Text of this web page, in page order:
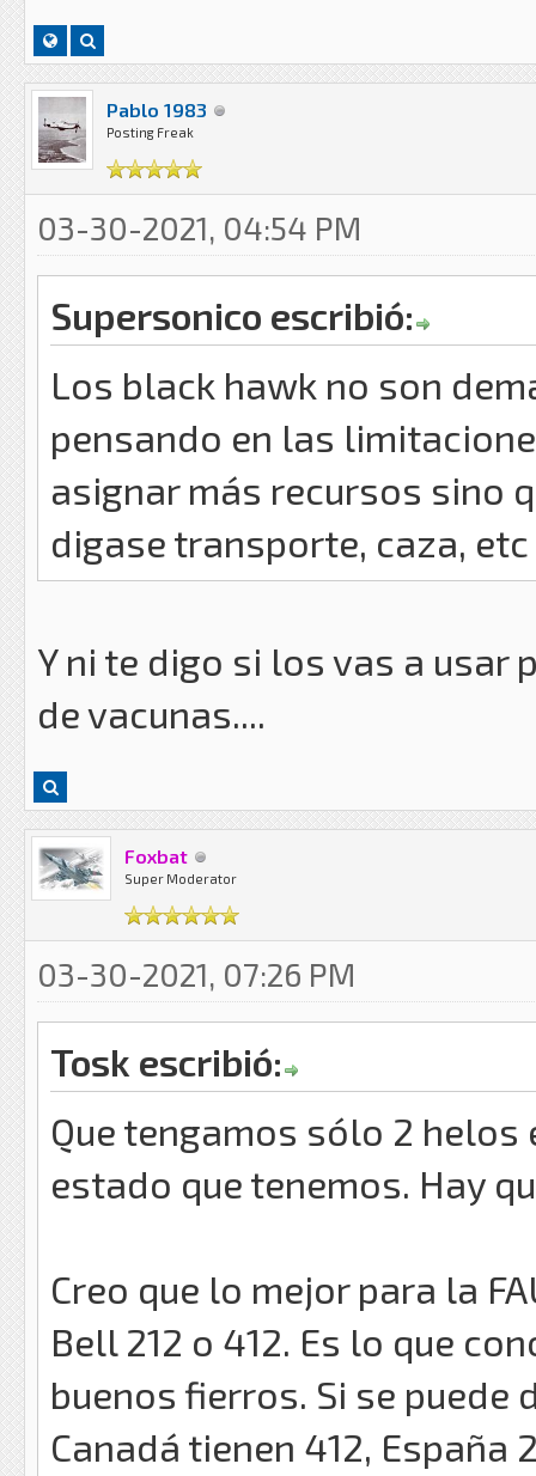
Pablo 1983
Posting Freak
03-30-2021, 04:54 PM
Supersonico escribió:
Los black hawk no son
pensando en las
asignar más recursos sino
digase transporte, caza, etc
Y ni te digo si los vas a usar
de vacunas....
Foxbat
Super Moderator
03-30-2021, 07:26 PM
Tosk escribió:
Que tengamos sólo 2 helos
estado que tenemos. Hay
Creo que lo mejor para la
Bell 212 o 412. Es lo que
buenos fierros. Si se
Canadá tienen 412, España